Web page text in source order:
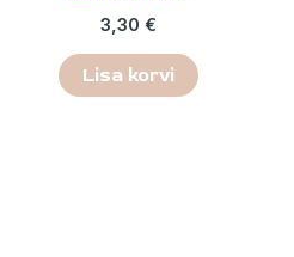
3,30 €
Lisa korvi